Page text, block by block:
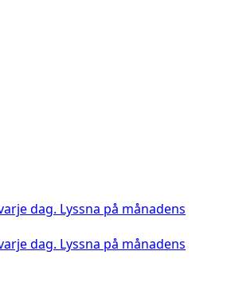
dag. Lyssna på månadens
dag. Lyssna på månadens